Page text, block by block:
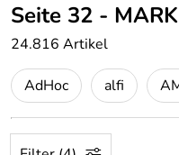
Seite 32 -
24.816 Artikel
AdHoc alfi